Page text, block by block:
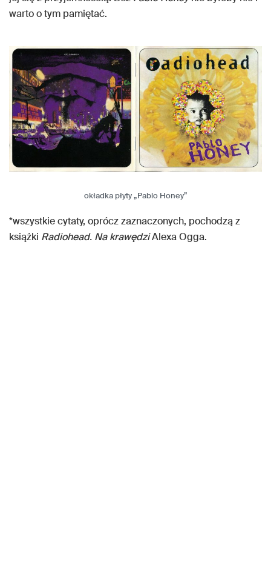
warto o tym pamiętać.
okładka płyty „Pablo Honey”
*wszystkie cytaty, oprócz zaznaczonych, pochodzą z
książki Radiohead. Na krawędziAlexa Ogga.